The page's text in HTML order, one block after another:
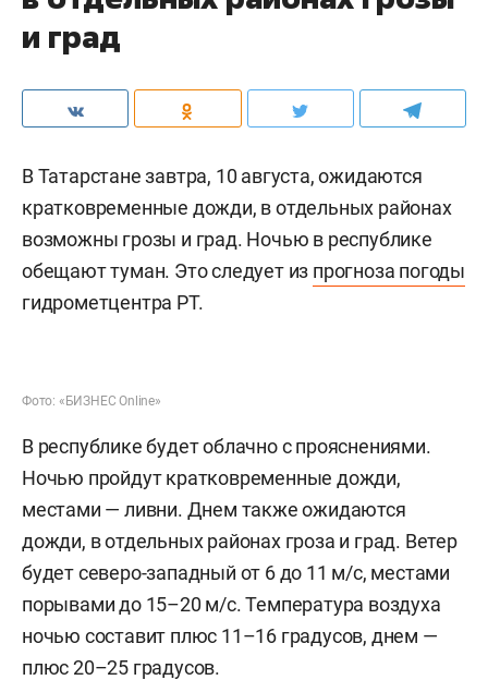
и град
В Татарстане завтра, 10 августа, ожидаются
кратковременные дожди, в отдельных районах
возможны грозы и град. Ночью в республике
обещают туман. Это следует из прогноза погоды
гидрометцентра РТ.
Фото: «БИЗНЕС Online»
В республике будет облачно с прояснениями.
Ночью пройдут кратковременные дожди,
местами — ливни. Днем также ожидаются
дожди, в отдельных районах гроза и град. Ветер
будет северо-западный от 6 до 11 м/с, местами
порывами до 15–20 м/с. Температура воздуха
ночью составит плюс 11–16 градусов, днем —
плюс 20–25 градусов.